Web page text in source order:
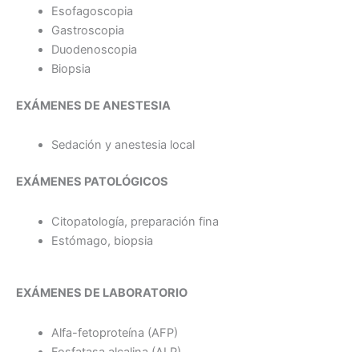
Esofagoscopia
Gastroscopia
Duodenoscopia
Biopsia
EXÁMENES DE ANESTESIA
Sedación y anestesia local
EXÁMENES PATOLÓGICOS
Citopatología, preparación fina
Estómago, biopsia
EXÁMENES DE LABORATORIO
Alfa-fetoproteína (AFP)